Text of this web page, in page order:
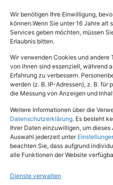
Wir benötigen Ihre Einwilligung,
können.Wenn Sie unter 16 Jahre alt
Services geben möchten, müssen
Erlaubnis bitten.
Wir verwenden Cookies und andere
von ihnen sind essenziell, während
Erfahrung zu verbessern.
werden (z. B. IP-Adressen), z. B. für
die Messung von Anzeigen und
Weitere Informationen über die
Datenschutzerklärung. Es besteht
Ihrer Daten einzuwilligen, um
Auswahl jederzeit unter
beachten Sie, dass aufgrund
alle Funktionen der Website
Dienste verwalten
Copyright © 2024.
Tel.: (02651) - 77438
In der Pluns